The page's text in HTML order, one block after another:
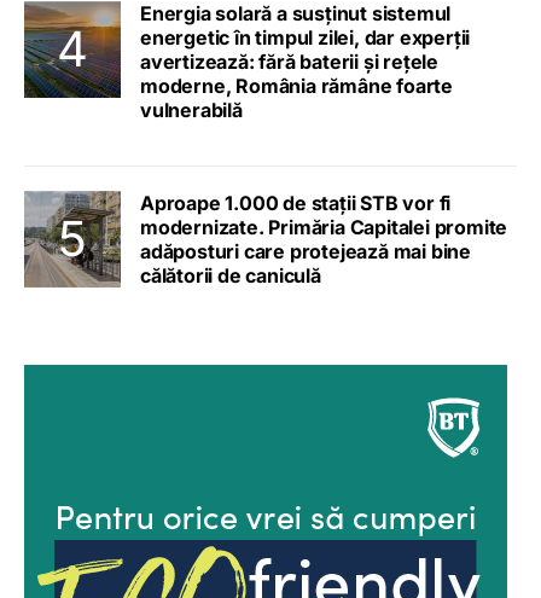
Energia solară a susținut sistemul
energetic în timpul zilei, dar experții
avertizează: fără baterii și rețele
moderne, România rămâne foarte
vulnerabilă
Aproape 1.000 de stații STB vor fi
modernizate. Primăria Capitalei promite
adăposturi care protejează mai bine
călătorii de caniculă